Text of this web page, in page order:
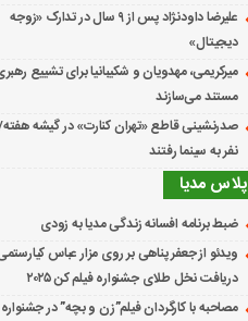
علیرضا داودنژاد پس از ۹ سال در تدارک «زوجه
دیجیتال»
میرکریمی، مهدویان و شکیبانیا برای تشییع
مستند می‌سازند
نفر به سینما رفتند
پلاس مدیا
ضبط برنامه افسانه زندگی مدیا به زودی
ویدئو از جعفر پناهی بر روی مزار عباس
دریافت نخل طلای جشنواره فیلم کن ۲۰۲۵
مصاحبه با کارگردان فیلم”زن و بچه” در